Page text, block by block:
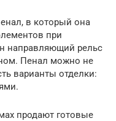
в который она
при
направляющий рельс
Пенал можно не
варианты отделки:
продают готовые